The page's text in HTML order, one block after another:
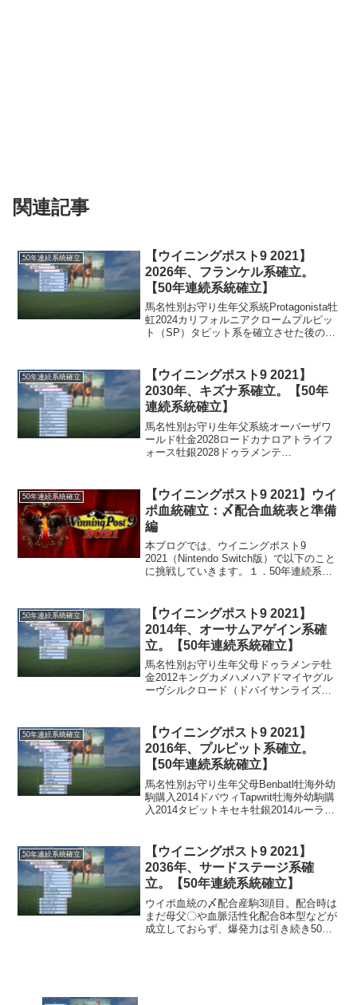
関連記事
50年連続系統確立
【ウイニングポスト9 2021】
2026年、フランケル系確立。
【50年連続系統確立】
馬名性別お守り生年父系統Protagonista牡
虹2024カリフォルニアクロームプルピッ
ト（SP）タピット系を確立させた後のプ
す。軽く米国三冠が狙えます...
50年連続系統確立
【ウイニングポスト9 2021】
2030年、キズナ系確立。【50年
連続系統確立】
馬名性別お守り生年父系統オーバーザワ
ールド牡金2028ロードカナロアトライフ
ォース牡銀2028ドゥラメンテ
レは貴重なST系なので、自己所有し欧州
で走...
50年連続系統確立
【ウイニングポスト9 2021】ウイ
ポ血統確立：〆配合血統表と準備
編
本ブログでは、ウイニングポスト9
2021（Nintendo Switch版）で以下のこと
に挑戦していきます。１．50年連続系統
→サードステージ→ウインドバレー→ラ
スト...
50年連続系統確立
【ウイニングポスト9 2021】
2014年、オーサムアゲイン系確
立。【50年連続系統確立】
馬名性別お守り生年父母ドゥラメンテ牡
金2012キングカメハメハアドマイヤグル
ーヴシルクロード（ドバイサンライズ
を去ったドゥラメンテがデビューしま...
50年連続系統確立
【ウイニングポスト9 2021】
2016年、プルピット系確立。
【50年連続系統確立】
馬名性別お守り生年父母Benbatl牡海外幼
駒購入2014ドバウィTapwrit牡海外幼駒購
入2014タピットキセキ牡銀2014ルーラー
産駒のベンバトルはある程度満額...
50年連続系統確立
【ウイニングポスト9 2021】
2036年、サードステージ系確
立。【50年連続系統確立】
ウイポ血統の〆配合産駒3頭目。配合時は
まだ母父〇や血脈活性化配合8本型などが
成立しておらず、爆発力は引き続き50前